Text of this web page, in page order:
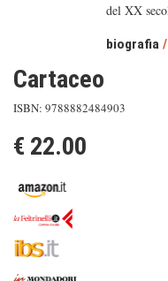
del XX
biografia /
Cartaceo
ISBN: 9788882484903
€ 22.00